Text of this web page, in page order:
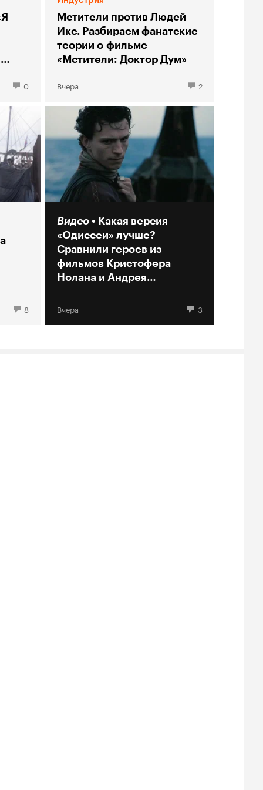
0
Мстители против Людей
Икс. Разбираем фанатские
теории о фильме
«Мстители: Доктор Дум»
Вчера 2
8
Видео
Какая версия
«Одиссеи» лучше?
Сравнили героев из
фильмов Кристофера
Нолана и Андрея
Вчера 3